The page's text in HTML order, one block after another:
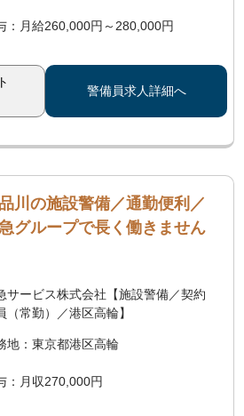
：月給260,000円～280,000円
警備員求人詳細へ
川の施設警備／通勤便利／
グループで長く働きません
サービス株式会社【施設警備／契約
（常勤）／港区高輪】
地：東京都港区高輪
：月収270,000円